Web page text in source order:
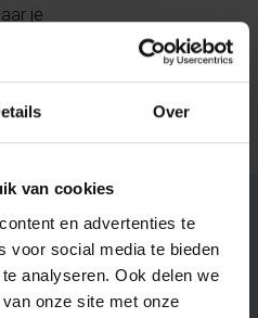
Over
van cookies
en advertenties te
voor social media te bieden
analyseren. Ook delen we
onze site met onze
je
Thomas Merckx
bent om op uitwisseling
je Learning Agreement